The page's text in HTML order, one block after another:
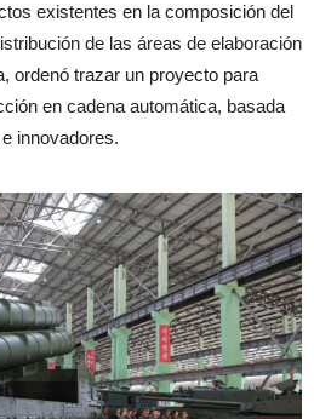
existentes en la composición del
de las áreas de elaboración
ordenó trazar un proyecto para
en cadena automática, basada
innovadores.